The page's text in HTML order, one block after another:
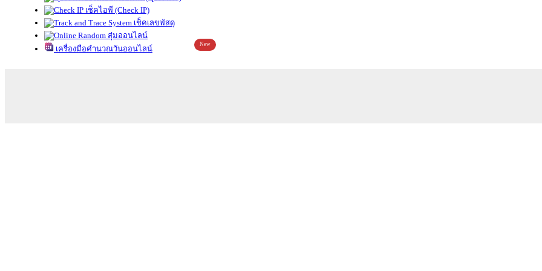
เช็คไอพี (Check IP)
เช็คเลขพัสดุ
สุ่มออนไลน์
เครื่องมือคำนวณวันออนไลน์
New